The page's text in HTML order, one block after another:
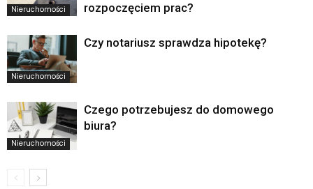
Nieruchomości
rozpoczęciem prac?
Nieruchomości
Czy notariusz sprawdza hipotekę?
Nieruchomości
Czego potrzebujesz do domowego
biura?